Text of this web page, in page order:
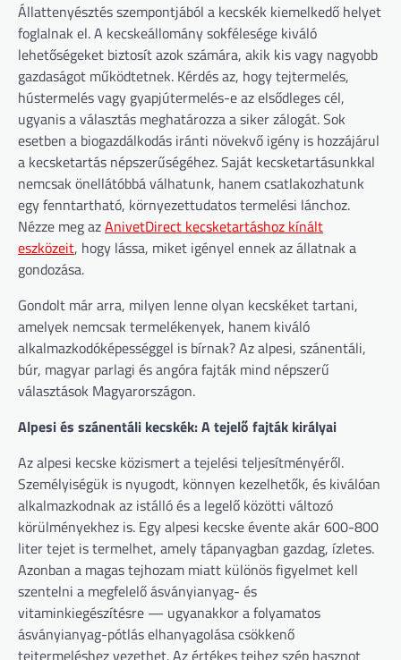
Állattenyésztés szempontjából a kecskék kiemelkedő helyet
foglalnak el. A kecskeállomány sokfélesége kiváló
lehetőségeket biztosít azok számára, akik kis vagy nagyobb
gazdaságot működtetnek. Kérdés az, hogy tejtermelés,
hústermelés vagy gyapjútermelés-e az elsődleges cél,
ugyanis a választás meghatározza a siker zálogát. Sok
esetben a biogazdálkodás iránti növekvő igény is hozzájárul
a kecsketartás népszerűségéhez. Saját kecsketartásunkkal
nemcsak önellátóbbá válhatunk, hanem csatlakozhatunk
egy fenntartható, környezettudatos termelési lánchoz.
Nézze meg azAnivetDirect kecsketartáshoz kínált
eszközeit, hogy lássa, miket igényel ennek az állatnak a
gondozása.
Gondolt már arra, milyen lenne olyan kecskéket tartani,
amelyek nemcsak termelékenyek, hanem kiváló
alkalmazkodóképességgel is bírnak? Az alpesi, szánentáli,
búr, magyar parlagi és angóra fajták mind népszerű
választások Magyarországon.
Alpesi és szánentáli kecskék: A tejelő fajták királyai
Az alpesi kecske közismert a tejelési teljesítményéről.
Személyiségük is nyugodt, könnyen kezelhetők, és kiválóan
alkalmazkodnak az istálló és a legelő közötti változó
körülményekhez is. Egy alpesi kecske évente akár 600-800
liter tejet is termelhet, amely tápanyagban gazdag, ízletes.
Azonban a magas tejhozam miatt különös figyelmet kell
szentelni a megfelelő ásványianyag- és
vitaminkiegészítésre — ugyanakkor a folyamatos
ásványianyag-pótlás elhanyagolása csökkenő